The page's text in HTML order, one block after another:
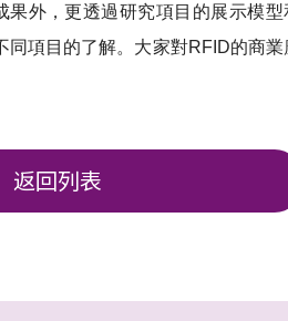
果外，更透過研究項目的展示模型
同項目的了解。大家對RFID的商業
返回列表